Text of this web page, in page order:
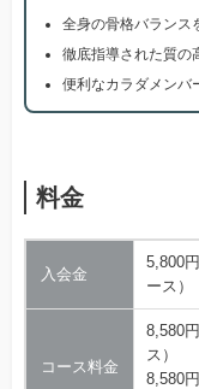
全身の骨格バランス
徹底指導された質の
便利なカラダメンバ
料金
入会金
5,800
ース）
コース料金
8,580
ス）
8,580